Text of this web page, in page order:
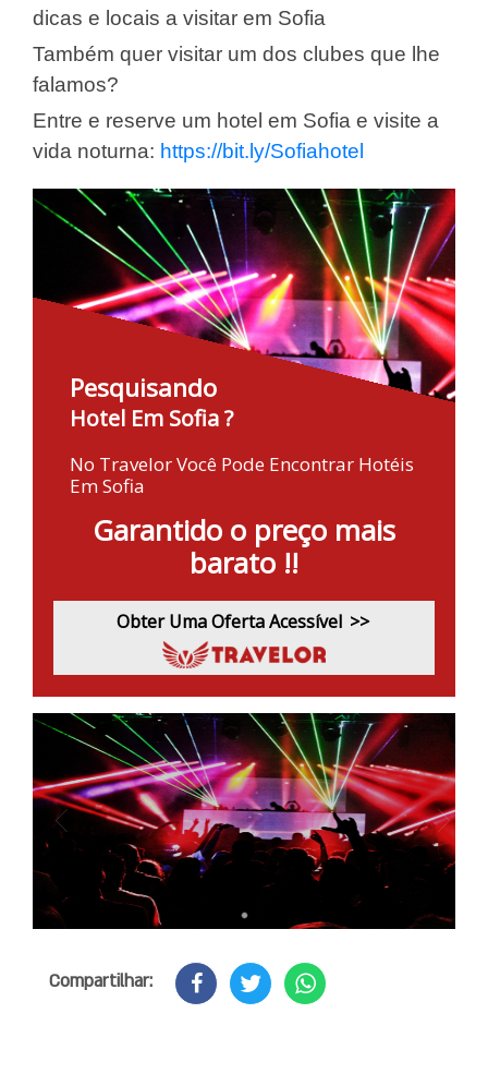
dicas e locais a visitar em Sofia
Também quer visitar um dos clubes que lhe
falamos?
Entre e reserve um hotel em Sofia e visite a
vida noturna: https://bit.ly/Sofiahotel
Pesquisando
Hotel Em Sofia ?
No Travelor Você Pode Encontrar Hotéis
Em Sofia
Garantido o preço mais
barato !!
Obter Uma Oferta Acessível >>
Compartilhar: